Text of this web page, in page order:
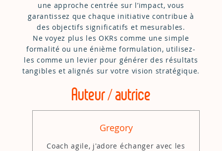
une approche centrée sur l’impact, vous
garantissez que chaque initiative contribue à
des objectifs significatifs et mesurables.
Ne voyez plus les OKRs comme une simple
formalité ou une énième formulation, utilisez-
les comme un levier pour générer des résultats
tangibles et alignés sur votre vision stratégique.
Auteur / autrice
Gregory
Coach agile, j'adore échanger avec les